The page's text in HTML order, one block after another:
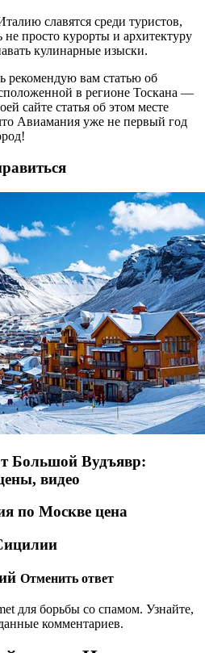
славятся среди туристов,
не просто курорты и архитектуру
кулинарные изыски.
рекомендую вам статью об
в регионе Тоскана —
сайте статья об этом месте
Авиамания уже не первый год
Большой Вудъявр:
видео
по Москве цена
Отменить ответ
для борьбы со спамом. Узнайте,
комментариев.